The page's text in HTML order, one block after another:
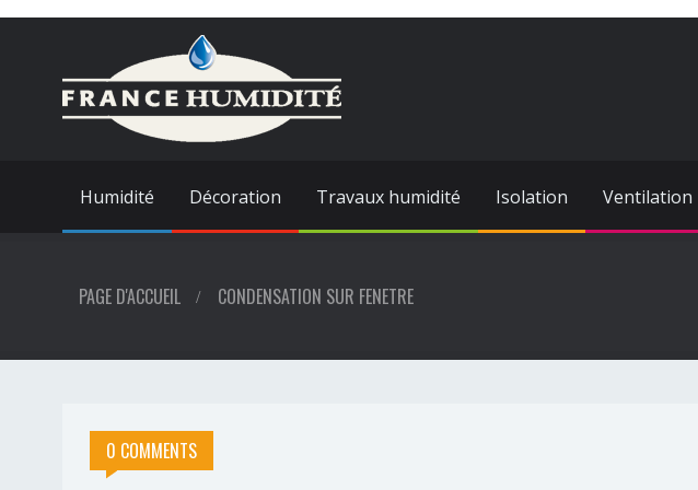
Humidité Décoration Travaux humidité Isolation Ventilation
PAGE D'ACCUEIL CONDENSATION SUR FENETRE
0 COMMENTS